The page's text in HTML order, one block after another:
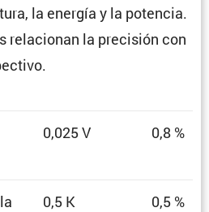
la energía y la potencia.
relacionan la preci­sión con
0,025 V 0,8 %
0,5 K 0,5 %